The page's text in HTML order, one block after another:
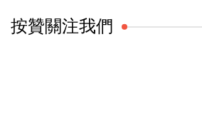
按贊關注我們